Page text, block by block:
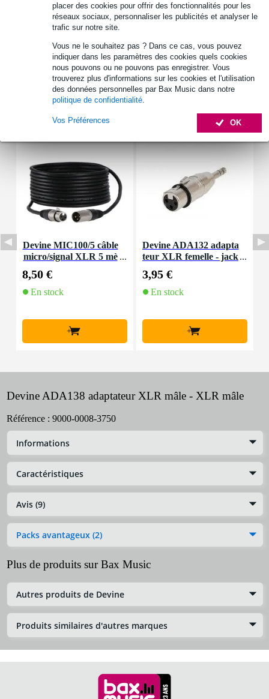
placer des cookies pour offrir des fonctionnalités pour les
réseaux sociaux, personnaliser les publicités et analyser le
trafic sur notre site.
Vous ne le souhaitez pas ? Dans ce cas, vous pouvez
indiquer dans les paramètres des cookies quels cookies
nous pouvons ou ne pouvons pas enregistrer. Vous
trouverez plus d'informations sur les cookies et l'utilisation
des données personnelles par Bax Music dans notre
politique de confidentialité.
OK
Vos Préférences
Informations
adaptateur XLR mâle - XLR mâle
fiches symétriques
idéal pour les solutions créatives
Afficher toutes les caractéristiques du produit
Devine MIC100/5 câble
micro/signal XLR 5 mè
8,50 €
En stock
+
Devine ADA132 adapta
teur XLR femelle - jack
3,95 €
En stock
+
Devine ADA138 adaptateur XLR mâle - XLR mâle
Référence : 9000-0008-3750
Informations
Caractéristiques
Avis (9)
Packs avantageux (2)
Plus de produits sur Bax Music
Autres produits de Devine
Produits similaires d'autres marques